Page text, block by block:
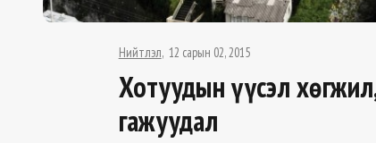
Нийтлэл 12 сарын 02, 2015
Хотуудын үүсэл
гажуудал